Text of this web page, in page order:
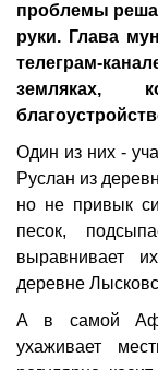
проблемы
руки. Глава
телеграм-
земляках,
Один из них -
Руслан из
но не привык
песок,
выравнивает
деревне
А в самой
ухаживает